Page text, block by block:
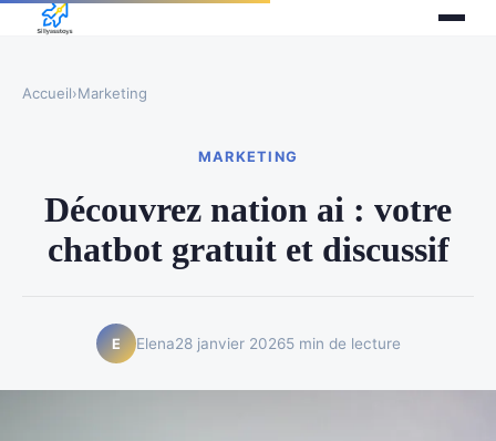
Accueil›Marketing
MARKETING
Découvrez nation ai : votre
chatbot gratuit et discussif
E Elena28 janvier 20265 min de lecture